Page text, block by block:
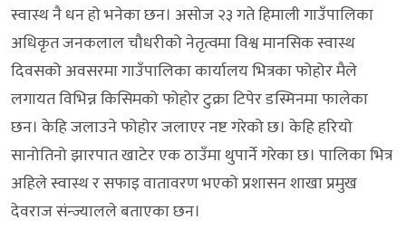
स्वास्थ नै धन हो भनेका छन। असोज २३ गते हिमाली गाउँपालिका
अधिकृत जनकलाल चौधरीको नेतृत्वमा विश्व मानसिक स्वास्थ
दिवसको अवसरमा गाउँपालिका कार्यालय भित्रका फोहोर मैले
लगायत विभिन्न किसिमको फोहोर टुक्रा टिपेर डस्मिनमा फालेका
छन। केहि जलाउने फोहोर जलाएर नष्ट गरेको छ। केहि हरियो
सानोतिनो झारपात खाटेर एक ठाउँमा थुपार्ने गरेका छ। पालिका भित्र
अहिले स्वास्थ र सफाइ वातावरण भएको प्रशासन शाखा प्रमुख
देवराज संन्ज्यालले बताएका छन।